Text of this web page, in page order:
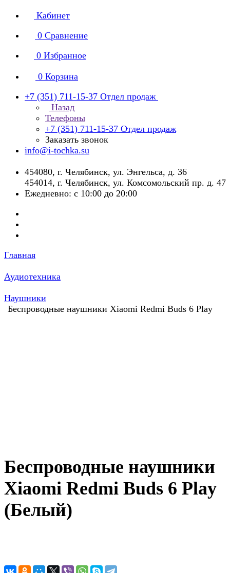
Кабинет
0 Сравнение
0 Избранное
0 Корзина
+7 (351) 711-15-37 Отдел продаж
Назад
Телефоны
+7 (351) 711-15-37 Отдел продаж
Заказать звонок
info@i-tochka.su
​454080, г. Челябинск, ул. Энгельса, д. 36
454014, г. Челябинск, ул. Комсомольский пр. д. 47
Ежедневно: с 10:00 до 20:00
Главная
Аудиотехника
Наушники
Беспроводные наушники Xiaomi Redmi Buds 6 Play
Беспроводные наушники
Xiaomi Redmi Buds 6 Play
(Белый)